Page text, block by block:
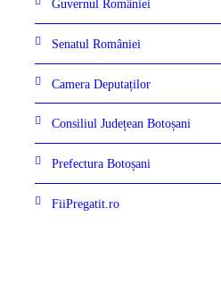
Guvernul României
Senatul României
Camera Deputaților
Consiliul Județean Botoșani
Prefectura Botoșani
FiiPregatit.ro